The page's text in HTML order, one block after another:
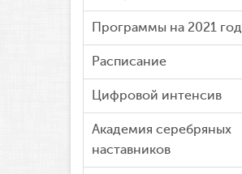
Программы на 2021 год
Расписание
Цифровой интенсив
Академия серебряных
наставников